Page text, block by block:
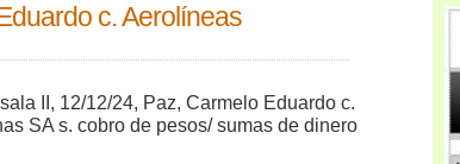
c. Aerolíneas
I
I, 12/12/24, Paz, Carmelo Eduardo c.
SA s. cobro de pesos/ sumas de dinero